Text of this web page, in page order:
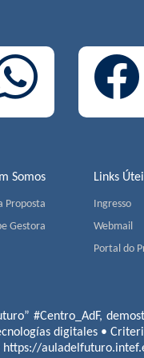
Somos
Proposta
Gestora
Links
Ingresso
Webmail
Portal do
#Centro_AdF,
digitales •
https://